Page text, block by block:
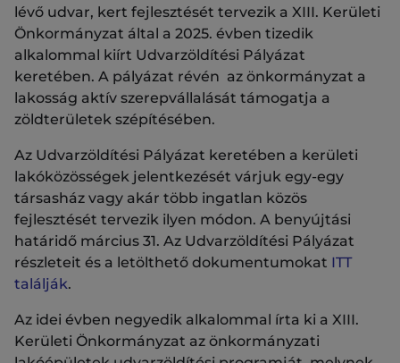
lévő udvar, kert fejlesztését tervezik a XIII. Kerületi
Önkormányzat által a 2025. évben tizedik
alkalommal kiírt Udvarzöldítési Pályázat
keretében. A pályázat révén az önkormányzat a
lakosság aktív szerepvállalását támogatja a
zöldterületek szépítésében.
Az Udvarzöldítési Pályázat keretében a kerületi
lakóközösségek jelentkezését várjuk egy-egy
társasház vagy akár több ingatlan közös
fejlesztését tervezik ilyen módon. A benyújtási
határidő március 31. Az Udvarzöldítési Pályázat
részleteit és a letölthető dokumentumokat ITT
találják.
Az idei évben negyedik alkalommal írta ki a XIII.
Kerületi Önkormányzat az önkormányzati